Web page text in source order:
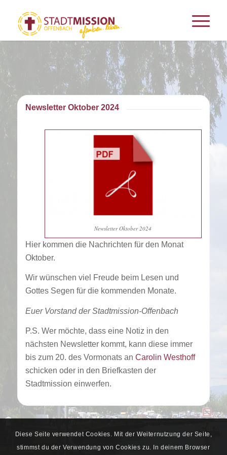
Newsletter Oktober 2024
Newsletter Oktober 2024
Hier kommen die Nachrichten für den Monat
Oktober.
Wir wünschen viel Freude beim Lesen und
Gottes Segen für die kommenden Monate.
Euer Vorstand der Stadtmission-Offenbach
P.S. Wer möchte, dass eine Notiz in den
nächsten Newsletter kommt, kann diese immer
bis zum 20. des Vormonats anCarolin Westhoff
schicken oder in den Briefkasten der
Stadtmission einwerfen.
Diese Seite verwendet Cookies. Mit der Weiternutzung der Seite,
stimmst du der Verwendung von Cookies zu. In deinem Browser